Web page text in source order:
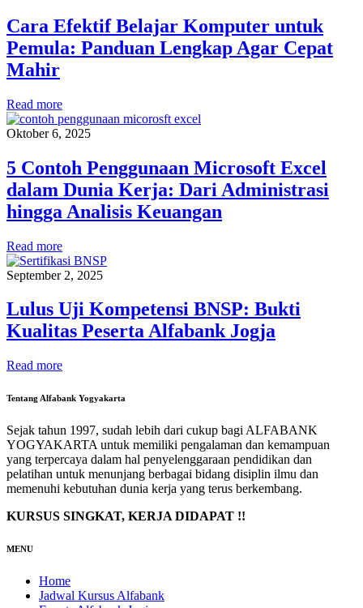
Cara Efektif Belajar Komputer untuk
Pemula: Panduan Lengkap Agar Cepat
Mahir
Read more
Oktober 6, 2025
5 Contoh Penggunaan Microsoft Excel
dalam Dunia Kerja: Dari Administrasi
hingga Analisis Keuangan
Read more
September 2, 2025
Lulus Uji Kompetensi BNSP: Bukti
Kualitas Peserta Alfabank Jogja
Read more
Tentang Alfabank Yogyakarta
Sejak tahun 1997, sudah lebih dari cukup bagi ALFABANK
YOGYAKARTA untuk memiliki pengalaman dan kemampuan
yang terpercaya dalam hal penyelenggaraan pendidikan dan
pelatihan untuk menunjang berbagai bidang disiplin ilmu dan
memenuhi kebutuhan dunia kerja yang terus berkembang.
KURSUS SINGKAT, KERJA DIDAPAT !!
MENU
Home
Jadwal Kursus Alfabank